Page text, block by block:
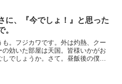
めたならば、後は意外と何とかなる
と実感する月曜日、皆...
に、『今でしょ！』と思った
。
も。フジカワです。外は灼熱、クー
の効いた部屋は天国。皆様いかがお
しでしょうか。さて。昼飯後の僕